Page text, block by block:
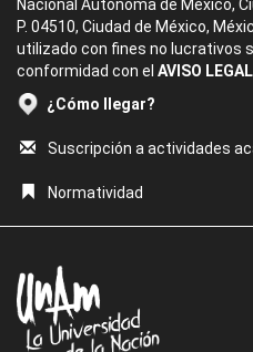
Nacional Autónoma de México,
P. 04510, Ciudad de México,
utilizado con fines no lucrativos
conformidad con el AVISO
¿Cómo llegar?
Suscripción a actividades
Normatividad